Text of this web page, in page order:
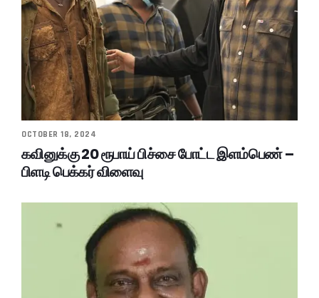
OCTOBER 18, 2024
கவினுக்கு 20 ரூபாய் பிச்சை போட்ட இளம்பெண் –
பிளடி பெக்கர் விளைவு